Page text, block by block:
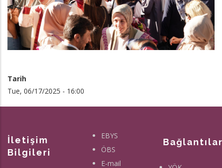
Tarih
Tue, 06/17/2025 - 16:00
İletişim
Bilgileri
EBYS
ÖBS
E-mail